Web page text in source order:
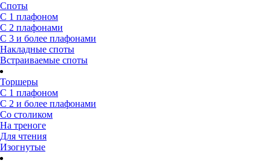
Споты
С 1 плафоном
С 2 плафонами
С 3 и более плафонами
Накладные споты
Встраиваемые споты
Торшеры
С 1 плафоном
С 2 и более плафонами
Со столиком
На треноге
Для чтения
Изогнутые